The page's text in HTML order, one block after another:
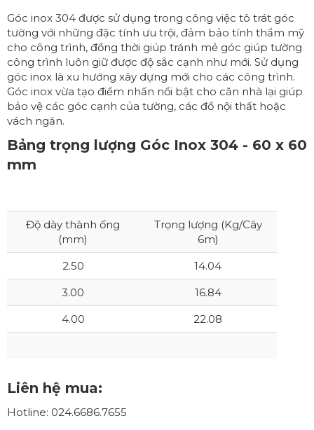
Góc inox 304 được sử dụng trong công việc tô trát góc
tường với những đặc tính ưu trội, đảm bảo tính thẩm mỹ
cho công trình, đồng thời giúp tránh mẻ góc giúp tường
công trình luôn giữ được độ sắc cạnh như mới. Sử dụng
góc inox là xu hướng xây dựng mới cho các công trình.
Góc inox vừa tạo điểm nhấn nổi bật cho căn nhà lại giúp
bảo vệ các góc cạnh của tường, các đồ nội thất hoặc
vách ngăn.
Bảng trọng lượng Góc Inox 304 - 60 x 60
mm
Độ dày thành ống
(mm)
Trọng lượng (Kg/Cây
6m)
2.50
14.04
3.00
16.84
4.00
22.08
Liên hệ mua:
Hotline: 024.6686.7655